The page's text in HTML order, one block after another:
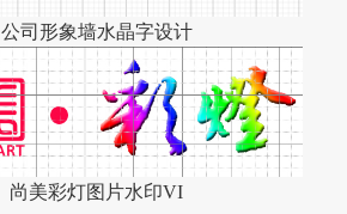
公司形象墙水晶字设计
尚美彩灯图片水印VI